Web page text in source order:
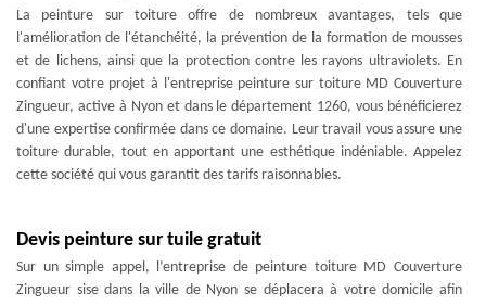
La peinture sur toiture offre de nombreux avantages, tels que
l'amélioration de l'étanchéité, la prévention de la formation de mousses
et de lichens, ainsi que la protection contre les rayons ultraviolets. En
confiant votre projet à l'entreprise peinture sur toiture MD Couverture
Zingueur, active à Nyon et dans le département 1260, vous bénéficierez
d'une expertise confirmée dans ce domaine. Leur travail vous assure une
toiture durable, tout en apportant une esthétique indéniable. Appelez
cette société qui vous garantit des tarifs raisonnables.
Devis peinture sur tuile gratuit
Sur un simple appel, l’entreprise de peinture toiture MD Couverture
Zingueur sise dans la ville de Nyon se déplacera à votre domicile afin